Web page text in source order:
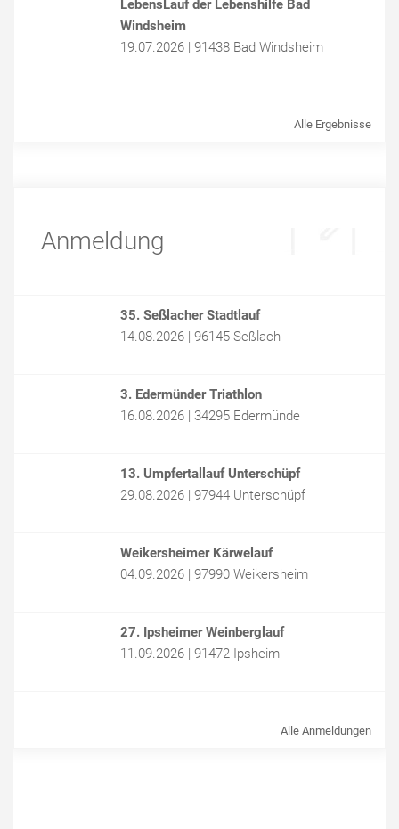
LebensLauf der Lebenshilfe Bad
Windsheim
19.07.2026 | 91438 Bad Windsheim
Alle Ergebnisse
Anmeldung
35. Seßlacher Stadtlauf
14.08.2026 | 96145 Seßlach
3. Edermünder Triathlon
16.08.2026 | 34295 Edermünde
13. Umpfertallauf Unterschüpf
29.08.2026 | 97944 Unterschüpf
Weikersheimer Kärwelauf
04.09.2026 | 97990 Weikersheim
27. Ipsheimer Weinberglauf
11.09.2026 | 91472 Ipsheim
Alle Anmeldungen